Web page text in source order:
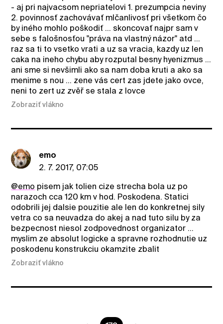
- aj pri najvacsom nepriatelovi 1. prezumpcia neviny
2. povinnosť zachovávať mlčanlivosť pri všetkom čo
by iného mohlo poškodiť ... skoncovať najpr sam v
sebe s falošnosťou "práva na vlastný názor" atd ...
raz sa ti to vsetko vrati a uz sa vracia, kazdy uz len
caka na ineho chybu aby rozputal besny hyenizmus ...
ani sme si nevšimli ako sa nam doba kruti a ako sa
menime s nou ... zene vás cert zas jdete jako ovce,
neni to zert uz zvěř se stala z lovce
Zobraziť vlákno
emo
2. 7. 2017, 07:05
@emo pisem jak tolien cize strecha bola uz po
narazoch cca 120 km v hod. Poskodena. Statici
odobrili jej dalsie pouzitie ale len do konkretnej sily
vetra co sa neuvadza do akej a nad tuto silu by za
bezpecnost niesol zodpovednost organizator ...
myslim ze absolut logicke a spravne rozhodnutie uz
poskodenu konstrukciu okamzite zbalit
Zobraziť vlákno